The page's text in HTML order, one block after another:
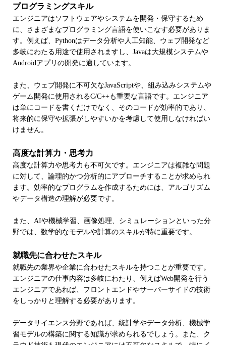
プログラミングスキル
エンジニアはソフトウェアやシステムを開発・保守するため
に、さまざまなプログラミング言語を使いこなす必要がありま
す。例えば、Pythonはデータ分析や人工知能、ウェブ開発など
多岐にわたる用途で使用されますし、Javaは大規模システムや
Androidアプリの開発に適しています。
また、ウェブ開発に不可欠なJavaScriptや、組み込みシステムや
ゲーム開発に使用されるC/C++も重要な言語です。エンジニア
は単にコードを書くだけでなく、そのコードが効率的であり、
将来的に保守や拡張がしやすいかを考慮して使用しなければい
けません。
高度な計算力・思考力
高度な計算力や思考力も不可欠です。エンジニアは複雑な問題
に対して、論理的かつ分析的にアプローチすることが求められ
ます。効率的なプログラムを作成するためには、アルゴリズム
やデータ構造の理解が必要です。
また、AIや機械学習、画像処理、シミュレーションといった分
野では、数学的なモデルや計算のスキルが特に重要です。
就職先に合わせたスキル
就職先の業界や企業に合わせたスキルを持つことが重要です。
エンジニアの仕事内容は多岐にわたり、例えばWeb開発を行う
エンジニアであれば、フロントエンドやサーバーサイドの技術
をしっかりと理解する必要があります。
データサイエンス分野であれば、統計学やデータ分析、機械学
習モデルの構築に関する知識が求められるでしょう。また、ク